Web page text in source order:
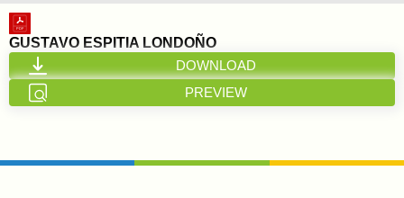
Inicio
Nosotros
Transparencia
GUSTAVO ESPITIA LONDOÑO
DOWNLOAD
PREVIEW